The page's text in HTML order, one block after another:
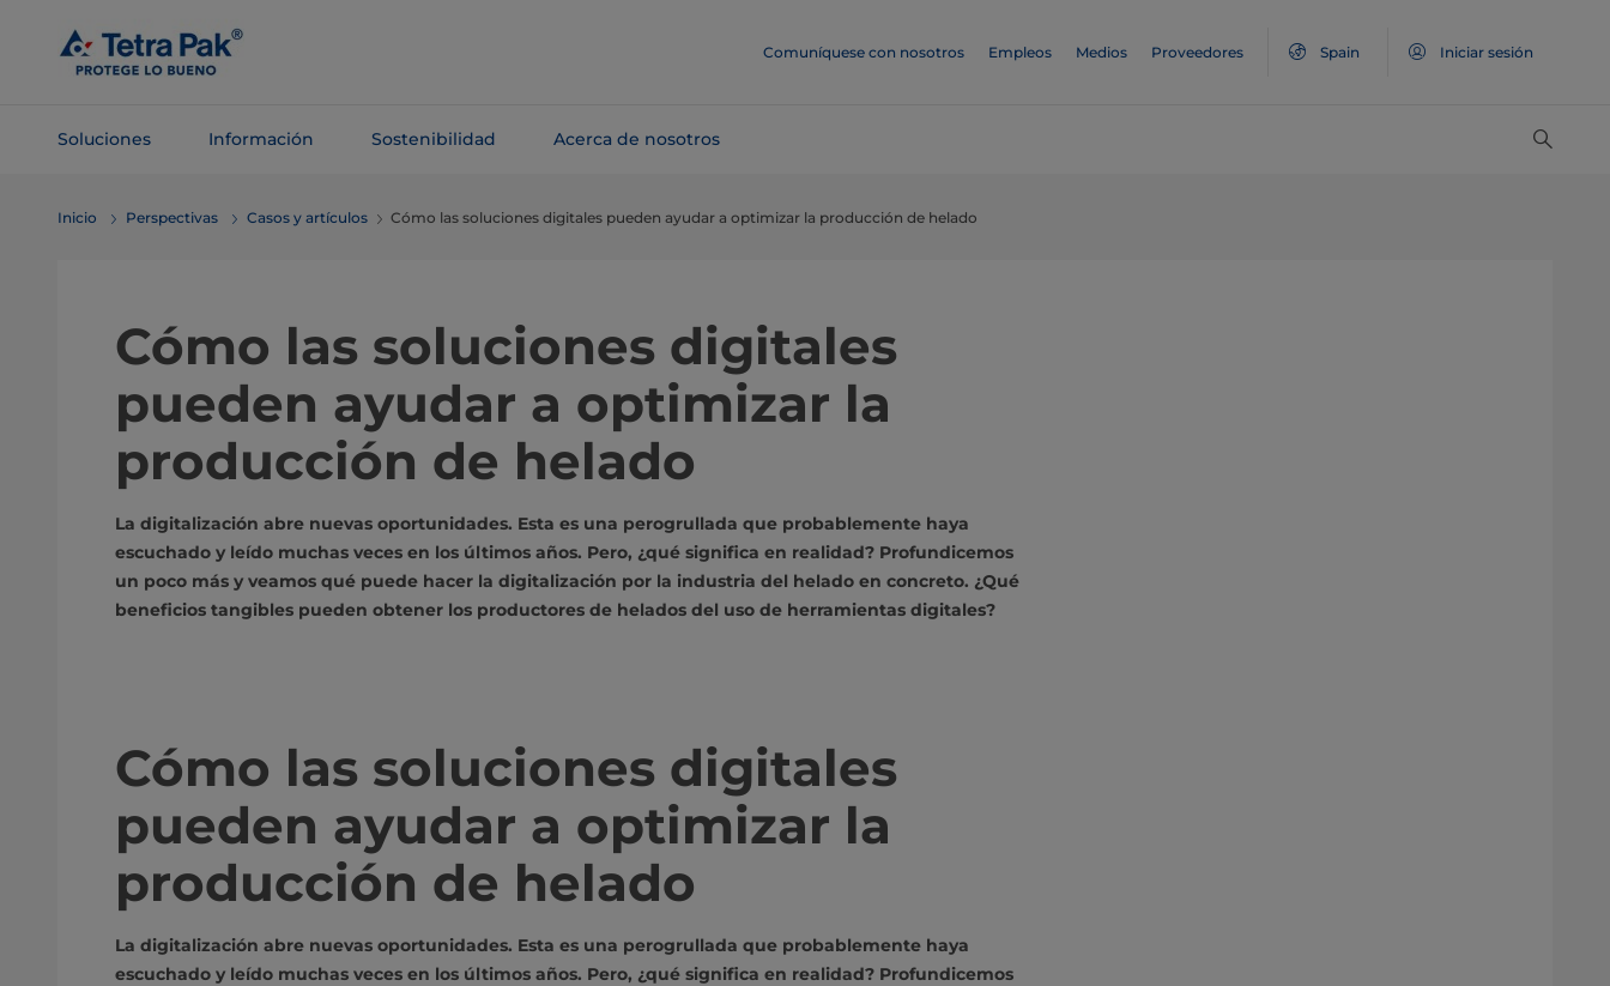
contenido
principal
Comuníquese con nosotros Empleos Medios Proveedores Spain Iniciar sesión
Soluciones Información Sostenibilidad Acerca de nosotros
navegación
Inicio Perspectivas Casos y artículos Cómo las soluciones digitales pueden ayudar a optimizar la producción de helado
Cómo las soluciones digitales
pueden ayudar a optimizar la
producción de helado
La digitalización abre nuevas oportunidades. Esta es una perogrullada que probablemente haya
escuchado y leído muchas veces en los últimos años. Pero, ¿qué significa en realidad? Profundicemos
un poco más y veamos qué puede hacer la digitalización por la industria del helado en concreto. ¿Qué
beneficios tangibles pueden obtener los productores de helados del uso de herramientas digitales?
Cómo las soluciones digitales
pueden ayudar a optimizar la
producción de helado
La digitalización abre nuevas oportunidades. Esta es una perogrullada que probablemente haya
escuchado y leído muchas veces en los últimos años. Pero, ¿qué significa en realidad? Profundicemos